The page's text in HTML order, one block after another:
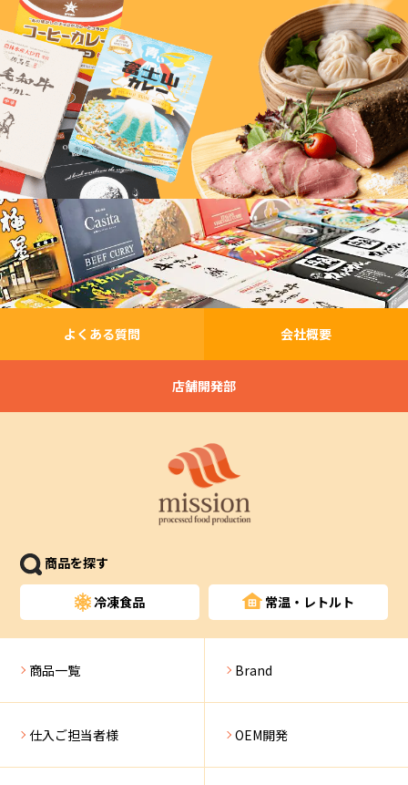
よくある質問 会社概要
店舗開発部
商品を探す
冷凍食品 常温・レトルト
商品一覧 Brand
仕入ご担当者様 OEM開発